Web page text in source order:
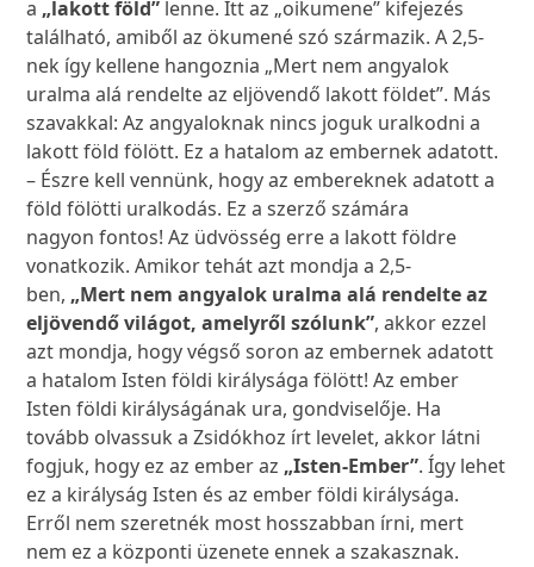
a „lakott föld” lenne. Itt az „oikumene” kifejezés
található, amiből az ökumené szó származik. A 2,5-
nek így kellene hangoznia „Mert nem angyalok
uralma alá rendelte az eljövendő lakott földet”. Más
szavakkal: Az angyaloknak nincs joguk uralkodni a
lakott föld fölött. Ez a hatalom az embernek adatott.
– Észre kell vennünk, hogy az embereknek adatott a
föld fölötti uralkodás. Ez a szerző számára
nagyon fontos! Az üdvösség erre a lakott földre
vonatkozik. Amikor tehát azt mondja a 2,5-
ben, „Mert nem angyalok uralma alá rendelte az
eljövendő világot, amelyről szólunk”, akkor ezzel
azt mondja, hogy végső soron az embernek adatott
a hatalom Isten földi királysága fölött! Az ember
Isten földi királyságának ura, gondviselője. Ha
tovább olvassuk a Zsidókhoz írt levelet, akkor látni
fogjuk, hogy ez az ember az „Isten-Ember”. Így lehet
ez a királyság Isten és az ember földi királysága.
Erről nem szeretnék most hosszabban írni, mert
nem ez a központi üzenete ennek a szakasznak.